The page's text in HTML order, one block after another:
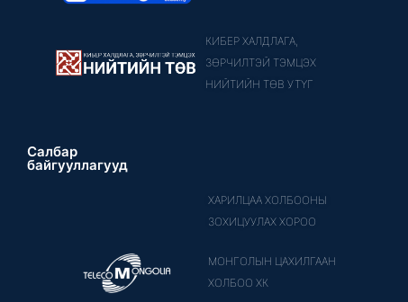
КИБЕР ХАЛДЛАГА,
ЗӨРЧИЛТЭЙ ТЭМЦЭХ
НИЙТИЙН ТӨВ УТҮГ
Салбар
байгууллагууд
ХАРИЛЦАА ХОЛБООНЫ
ЗОХИЦУУЛАХ ХОРОО
МОНГОЛЫН ЦАХИЛГААН
ХОЛБОО ХК